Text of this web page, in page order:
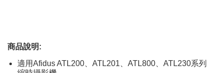
商品說明:
適用Afidus ATL200、ATL201、ATL800、ATL230系列